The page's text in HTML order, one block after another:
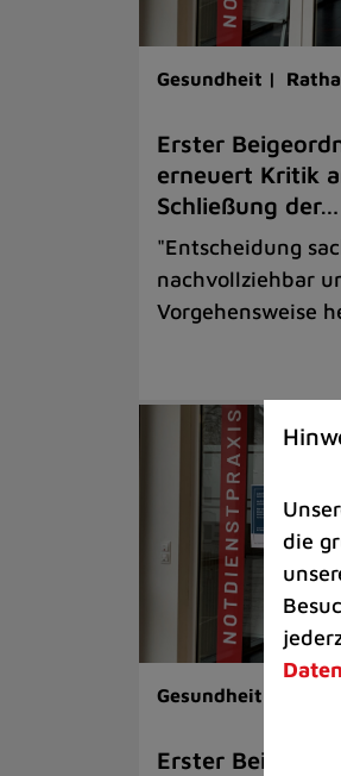
Gesundheit |
Erster
erneuert Kritik
Schließung der…
"Entscheidung
nachvollziehbar
Vorgehensweise
Gesundheit |
Erster
die